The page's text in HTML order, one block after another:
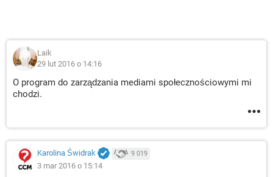
Laik
29 lut 2016 o 14:16
O program do zarządzania mediami społecznościowymi mi
chodzi.
Karolina Świdrak 9 019
3 mar 2016 o 15:14